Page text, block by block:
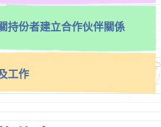
持份者建立合作伙伴關係
工作